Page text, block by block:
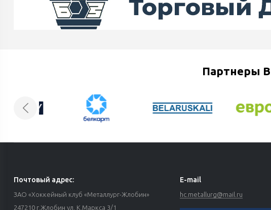
Партнеры
Почтовый адрес:
ЗАО «Хоккейный клуб «Металлург-Жлобин»
247210 г.Жлобин ул. К.Маркса 3/1
E-mail
hc.metallurg@mail.ru